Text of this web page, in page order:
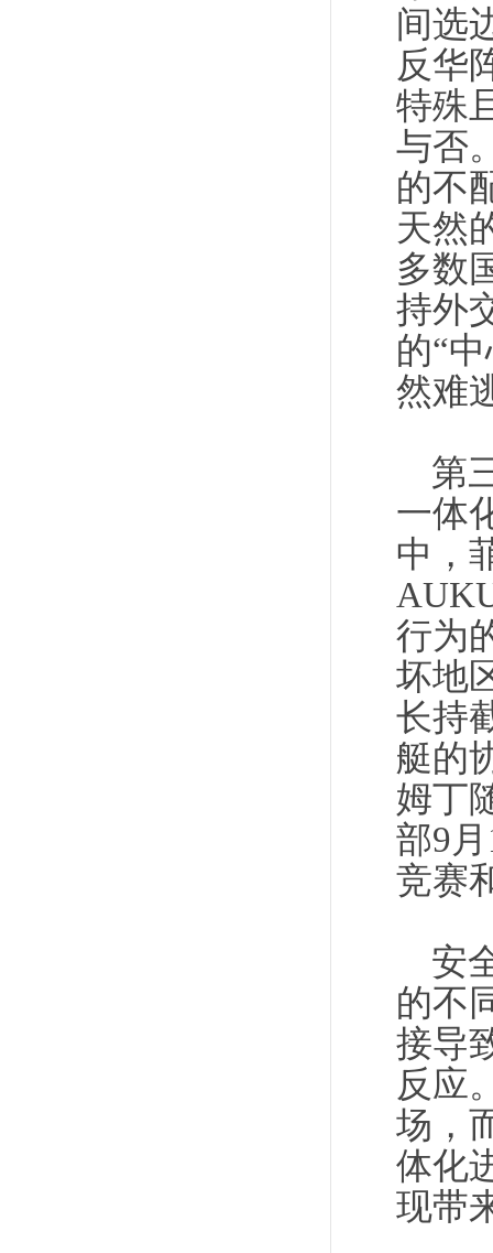
间选
反华
特殊
与否
的不
天然
多数
持外
的“
然难
第
一体
中，
行为
坏地
长持
艇的
姆丁
部9
竞赛
安
的不
接导
反应
场，
体化
现带